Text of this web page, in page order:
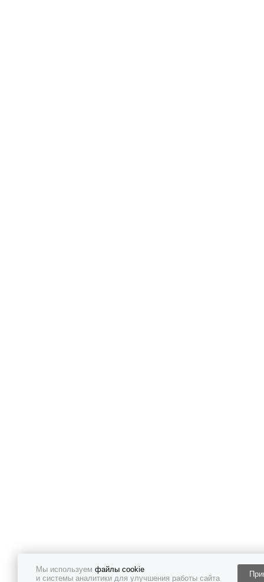
Мы используем файлы cookie
и системы аналитики для улучшения работы сайта